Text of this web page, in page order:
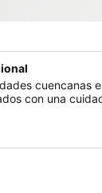
cuencanas
con una